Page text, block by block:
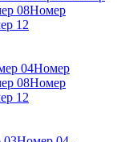
08Номер
12
04Номер
08Номер
12